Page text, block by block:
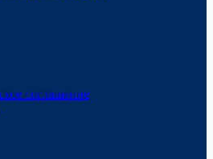
соглашение